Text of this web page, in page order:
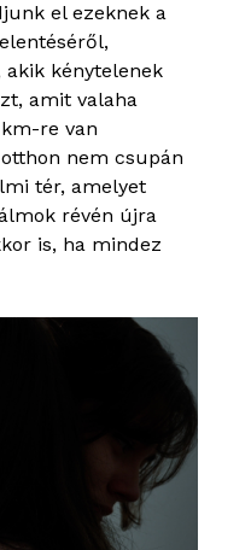
el ezeknek a
akik kénytelenek
amit valaha
re van
nem csupán
tér, amelyet
révén újra
is, ha mindez